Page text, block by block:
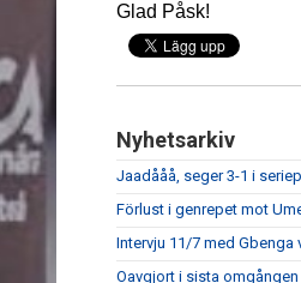
Glad Påsk!
Nyhetsarkiv
Jaadååå, seger 3-1 i
Förlust i genrepet mot
Intervju 11/7 med
Oavgjort i sista omgången